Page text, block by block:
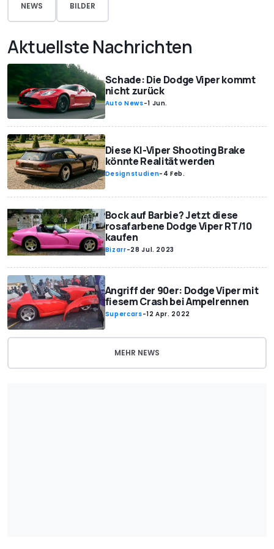
NEWS BILDER
Aktuellste Nachrichten
Schade: Die Dodge Viper kommt
nicht zurück
Auto News-1 Jun.
Diese KI-Viper Shooting Brake
könnte Realität werden
Designstudien- 4 Feb.
Bock auf Barbie? Jetzt diese
rosafarbene Dodge Viper RT/10
kaufen
Bizarr-28 Jul. 2023
Angriff der 90er: Dodge Viper mit
fiesem Crash bei Ampelrennen
Supercars-12 Apr. 2022
MEHR NEWS